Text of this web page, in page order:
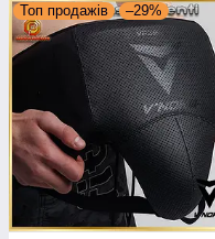
Топ продажів –29%